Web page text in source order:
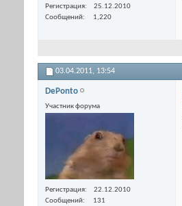
Регистрация
25.12.2010
Сообщений
1,220
03.04.2011, 13:54
DePonto
Участник форума
Регистрация
22.12.2010
Сообщений
131